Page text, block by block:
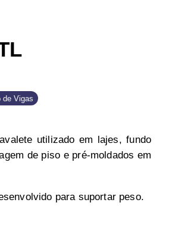
de Vigas
utilizado em lajes, fundo
de piso e pré-moldados em
para suportar peso.